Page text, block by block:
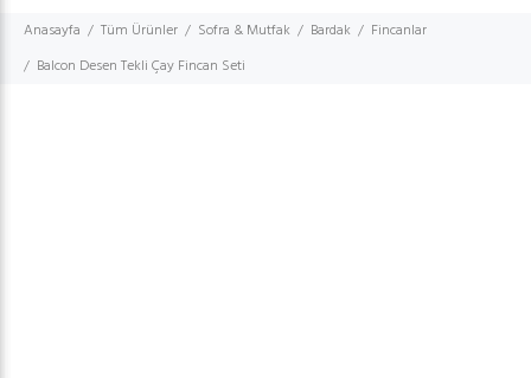
Anasayfa Tüm Ürünler Sofra & Mutfak Bardak
Fincanlar
Balcon Desen Tekli Çay Fincan Seti